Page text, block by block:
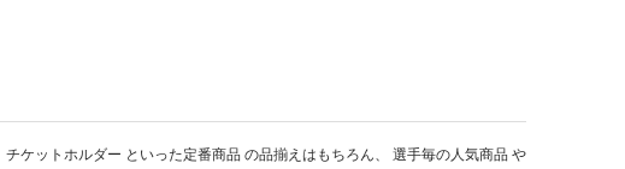
チケットホルダー といった定番商品 の品揃えはもちろん、 選手毎の人気商品 や